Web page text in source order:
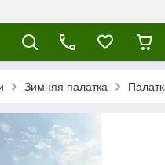
Зимняя палатка